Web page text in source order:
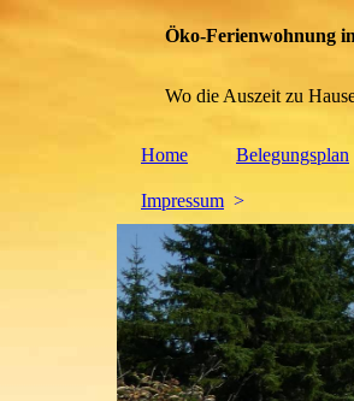
Öko-Ferienwohnung
Wo die Auszeit zu
Home Belegungsplan
Impressum